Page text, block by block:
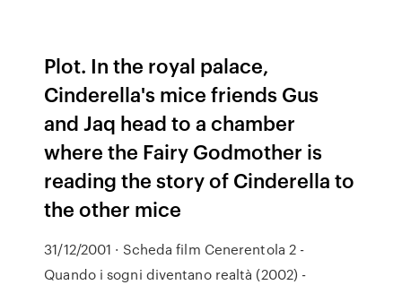
Plot. In the royal palace,
Cinderella's mice friends Gus
and Jaq head to a chamber
where the Fairy Godmother is
reading the story of Cinderella to
the other mice
31/12/2001 · Scheda film Cenerentola 2 -
Quando i sogni diventano realtà (2002) -